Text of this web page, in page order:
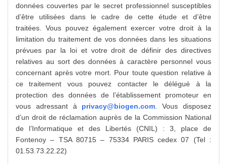
données couvertes par le secret professionnel susceptibles
d’être utilisées dans le cadre de cette étude et d’être
traitées. Vous pouvez également exercer votre droit à la
limitation du traitement de vos données dans les situations
prévues par la loi et votre droit de définir des directives
relatives au sort des données à caractère personnel vous
concernant après votre mort. Pour toute question relative à
ce traitement vous pouvez contacter le délégué à la
protection des données de l’établissement promoteur en
vous adressant à privacy@biogen.com. Vous disposez
d’un droit de réclamation auprès de la Commission National
de l’Informatique et des Libertés (CNIL) : 3, place de
Fontenoy – TSA 80715 – 75334 PARIS cedex 07 (Tel :
01.53.73.22.22)